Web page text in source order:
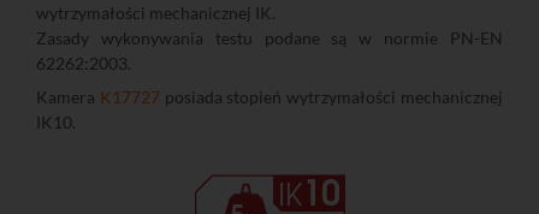
wytrzymałości mechanicznej IK.
Zasady wykonywania testu podane są w normie PN-EN
62262:2003.
Kamera K17727posiada stopień wytrzymałości mechanicznej
IK10.